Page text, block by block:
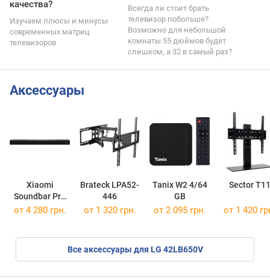
качества?
Изучаем плюсы и минусы
современных матриц
телевизоров
Всегда ли стоит брать
телевизор побольше?
Возможно для небольшой
комнаты 55 дюймов будет
слишком, а 32 в самый раз?
Аксессуары
Xiaomi
Soundbar Pro
2.0 ch
Brateck LPA52-
446
Tanix W2 4/64
GB
Sector T11
от 4 280 грн. от 1 320 грн. от 2 095 грн. от 1 420
Все аксессуары для LG 42LB650V